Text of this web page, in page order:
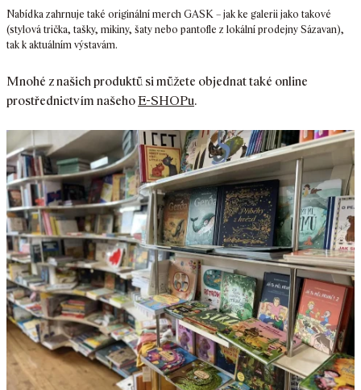
Nabídka zahrnuje také originální merch GASK – jak ke galerii jako takové
(stylová trička, tašky, mikiny, šaty nebo pantofle z lokální prodejny Sázavan),
tak k aktuálním výstavám.
Mnohé z našich produktů si můžete objednat také online
prostřednictvím našeho E-SHOPu.